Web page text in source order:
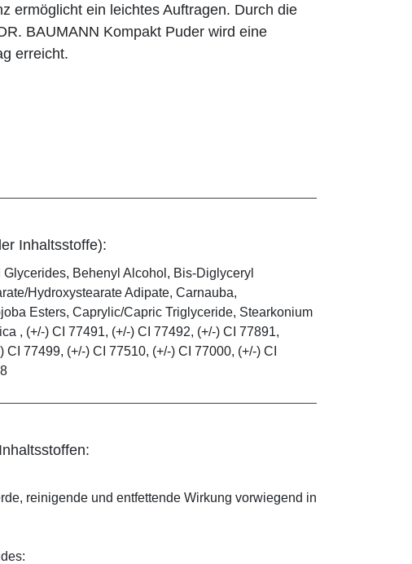
ermöglicht ein leichtes Auftragen. Durch die
BAUMANN Kompakt Puder wird eine
erreicht.
Inhaltsstoffe):
Behenyl Alcohol, Bis-Diglyceryl
Hydroxystearate Adipate, Carnauba,
Esters, Caprylic/Capric Triglyceride, Stearkonium
, (+/-) CI 77491, (+/-) CI 77492, (+/-) CI 77891,
77499, (+/-) CI 77510, (+/-) CI 77000, (+/-) CI
reinigende und entfettende Wirkung vorwiegend in